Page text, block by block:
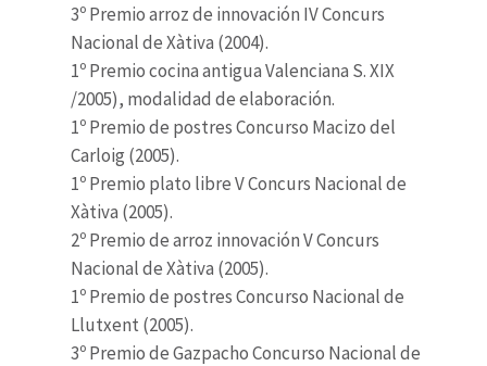
3º Premio arroz de innovación IV Concurs
Nacional de Xàtiva (2004).
1º Premio cocina antigua Valenciana S. XIX
/2005), modalidad de elaboración.
1º Premio de postres Concurso Macizo del
Carloig (2005).
1º Premio plato libre V Concurs Nacional de
Xàtiva (2005).
2º Premio de arroz innovación V Concurs
Nacional de Xàtiva (2005).
1º Premio de postres Concurso Nacional de
Llutxent (2005).
3º Premio de Gazpacho Concurso Nacional de